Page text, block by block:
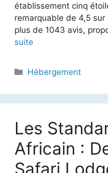
établissement cinq
remarquable de 4,5
plus de 1043 avis,
suite
Catégories
Hébergement
Les
Africain :
Safari